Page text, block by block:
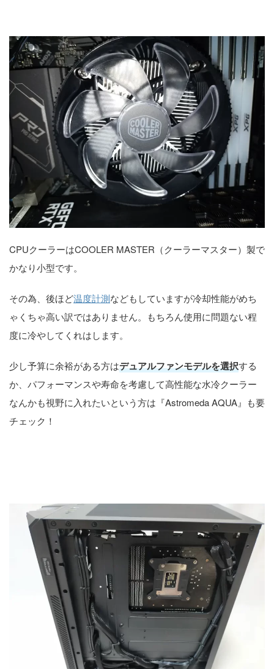
CPUクーラーはCOOLER MASTER（クーラーマスター）製で
かなり小型です。
その為、後ほど温度計測などもしていますが冷却性能がめち
ゃくちゃ高い訳ではありません。もちろん使用に問題ない程
度に冷やしてくれはします。
少し予算に余裕がある方はデュアルファンモデルを選択する
か、パフォーマンスや寿命を考慮して高性能な水冷クーラー
なんかも視野に入れたいという方は『Astromeda AQUA』も要
チェック！